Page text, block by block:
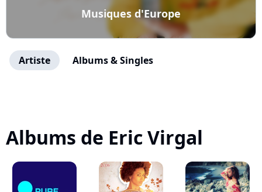
Musiques d'Europe
Artiste Albums & Singles
Albums de Eric Virgal